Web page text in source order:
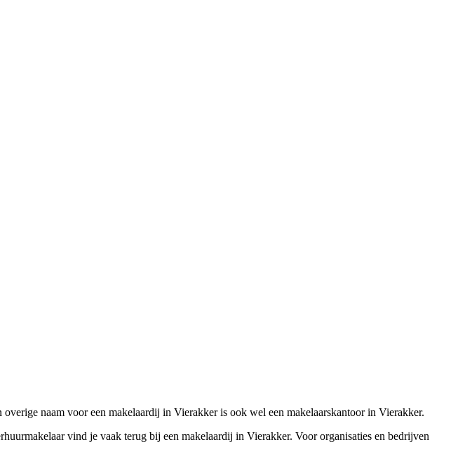
naam voor een makelaardij in Vierakker is ook wel een makelaarskantoor in Vierakker.
vind je vaak terug bij een makelaardij in Vierakker. Voor organisaties en bedrijven